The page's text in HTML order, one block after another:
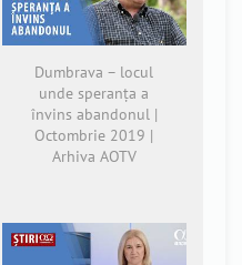
Dumbrava – locul
unde speranța a
învins abandonul |
Octombrie 2019 |
Arhiva AOTV